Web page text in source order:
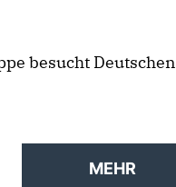
besucht Deutschen
MEHR